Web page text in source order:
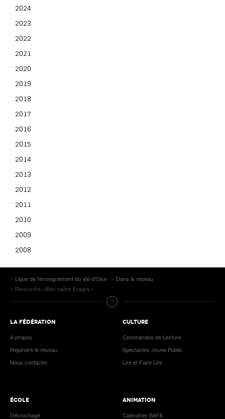
2024
2023
2022
2021
2020
2019
2018
2017
2016
2015
2014
2013
2012
2011
2010
2009
2008
Ligue de l'enseignement du Val-d'Oise
Dans le réseau
Rencontre «Bien naître Eragny»
LA FÉDÉRATION
A propos
Rejoindre le réseau
Nous contacter
CULTURE
Commandos de Lecture
Spectacles Jeune Public
Lire et Faire Lire
ÉCOLE
Décrochage
ANIMATION
Calendrier BAFA